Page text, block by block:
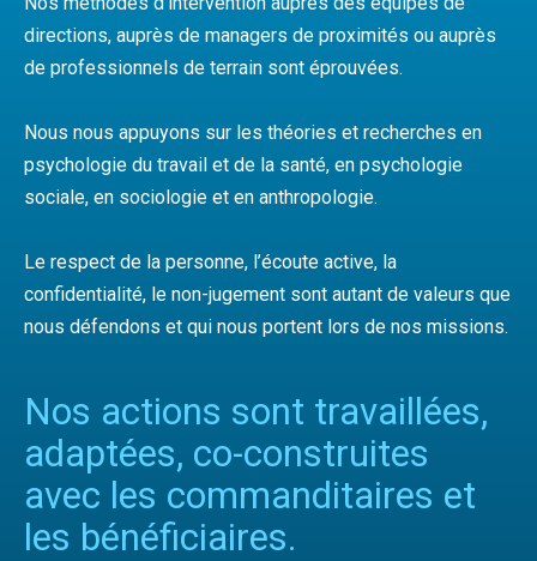
directions, auprès de managers de proximités ou auprès
de professionnels de terrain sont éprouvées.
Nous nous appuyons sur les théories et recherches en
psychologie du travail et de la santé, en psychologie
sociale, en sociologie et en anthropologie.
Le respect de la personne, l’écoute active, la
confidentialité, le non-jugement sont autant de valeurs que
nous défendons et qui nous portent lors de nos missions.
Nos actions sont travaillées,
adaptées, co-construites
avec les commanditaires et
les bénéficiaires.